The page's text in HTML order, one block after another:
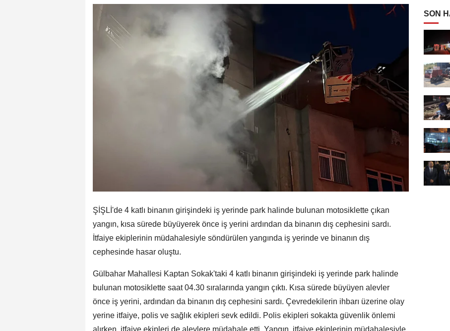
ŞİŞLİ'de 4 katlı binanın girişindeki iş yerinde park halinde bulunan motosiklette çıkan
yangın, kısa sürede büyüyerek önce iş yerini ardından da binanın dış cephesini sardı.
İtfaiye ekiplerinin müdahalesiyle söndürülen yangında iş yerinde ve binanın dış
cephesinde hasar oluştu.
Gülbahar Mahallesi Kaptan Sokak'taki 4 katlı binanın girişindeki iş yerinde park halinde
bulunan motosiklette saat 04.30 sıralarında yangın çıktı. Kısa sürede büyüyen alevler
önce iş yerini, ardından da binanın dış cephesini sardı. Çevredekilerin ihbarı üzerine olay
yerine itfaiye, polis ve sağlık ekipleri sevk edildi. Polis ekipleri sokakta güvenlik önlemi
alırken, itfaiye ekipleri de alevlere müdahale etti. Yangın, itfaiye ekiplerinin müdahalesiyle
SON